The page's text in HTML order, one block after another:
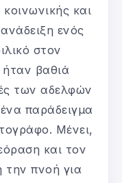
και
ενός
στον
βαθιά
των αδελφών
παράδειγμα
Μένει,
και τον
την πνοή για